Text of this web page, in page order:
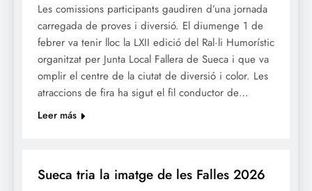
Les comissions participants gaudiren d’una jornada
carregada de proves i diversió. El diumenge 1 de
febrer va tenir lloc la LXII edició del Ral·li Humorístic
organitzat per Junta Local Fallera de Sueca i que va
omplir el centre de la ciutat de diversió i color. Les
atraccions de fira ha sigut el fil conductor de…
Leer más
Sueca tria la imatge de les Falles 2026